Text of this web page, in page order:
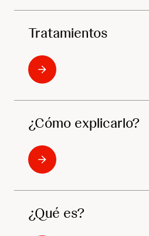
Tratamientos
¿Cómo explicarlo?
¿Qué es?